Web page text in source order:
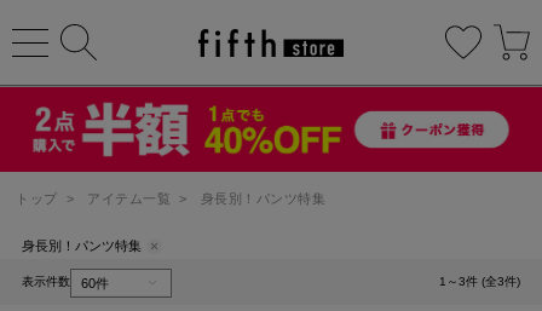
トップ > アイテム一覧 > 身長別！パンツ特集
身長別！パンツ特集
表示件数 1～3件 (全3件)